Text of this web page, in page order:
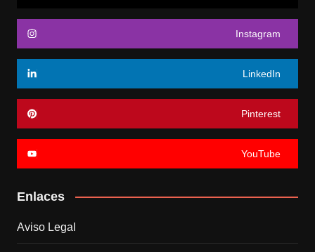
Instagram
LinkedIn
Pinterest
YouTube
Enlaces
Aviso Legal